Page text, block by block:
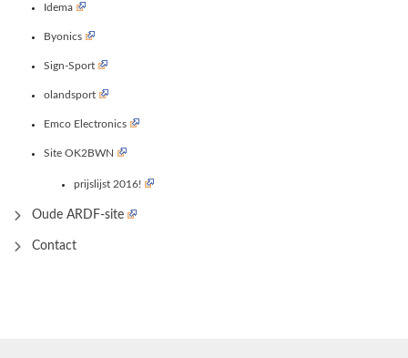
Idema
Byonics
Sign-Sport
olandsport
Emco Electronics
Site OK2BWN
prijslijst 2016!
Oude ARDF-site
Contact